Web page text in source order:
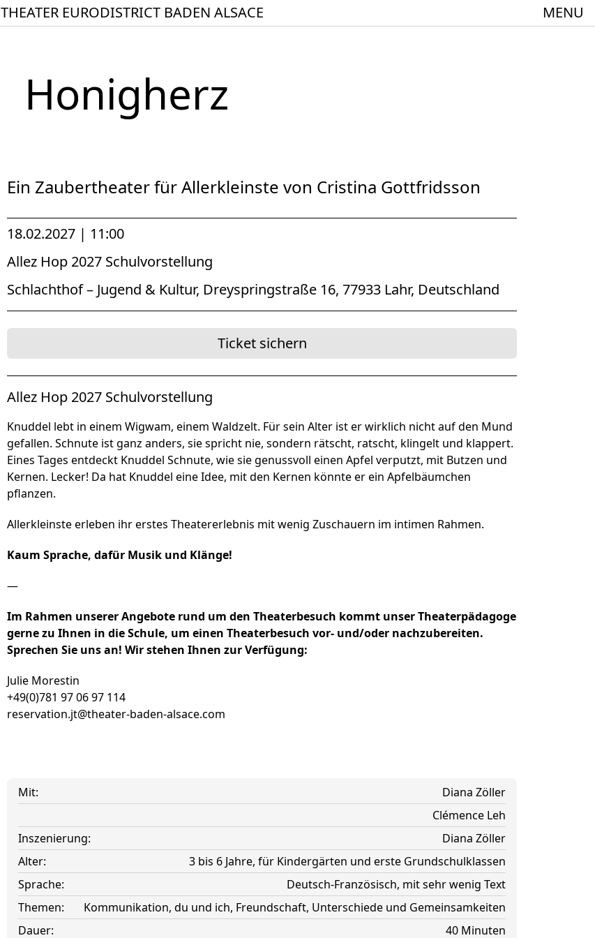
THEATER EURODISTRICT BADEN ALSACE MENU
Startseite
ACTO – Städte und Gemeindebund-Theater Oberrhein
Aktuelles
Stücke
Ensemble
Theater BAden ALsace Spielstätte im Europäischen Forum am Rhein
Förderer und Partner Theater BAden ALsace
Honigherz
Ein Zaubertheater für Allerkleinste von Cristina Gottfridsson
18.02.2027 | 11:00
Allez Hop 2027 Schulvorstellung
Schlachthof – Jugend & Kultur, Dreyspringstraße 16, 77933 Lahr, Deutschland
Ticket sichern
Allez Hop 2027 Schulvorstellung
Knuddel lebt in einem Wigwam, einem Waldzelt. Für sein Alter ist er wirklich nicht auf den Mund
gefallen. Schnute ist ganz anders, sie spricht nie, sondern rätscht, ratscht, klingelt und klappert.
Eines Tages entdeckt Knuddel Schnute, wie sie genussvoll einen Apfel verputzt, mit Butzen und
Kernen. Lecker! Da hat Knuddel eine Idee, mit den Kernen könnte er ein Apfelbäumchen
pflanzen.
Allerkleinste erleben ihr erstes Theatererlebnis mit wenig Zuschauern im intimen Rahmen.
Kaum Sprache, dafür Musik und Klänge!
—
Im Rahmen unserer Angebote rund um den Theaterbesuch kommt unser Theaterpädagoge
gerne zu Ihnen in die Schule, um einen Theaterbesuch vor- und/oder nachzubereiten.
Sprechen Sie uns an! Wir stehen Ihnen zur Verfügung:
Julie Morestin
+49(0)781 97 06 97 114
reservation.jt@theater-baden-alsace.com
Mit:
Diana Zöller
Clémence Leh
Inszenierung:
Diana Zöller
Alter:
3 bis 6 Jahre, für Kindergärten und erste Grundschulklassen
Sprache:
Deutsch-Französisch, mit sehr wenig Text
Themen:
Kommunikation, du und ich, Freundschaft, Unterschiede und Gemeinsamkeiten
Dauer:
40 Minuten